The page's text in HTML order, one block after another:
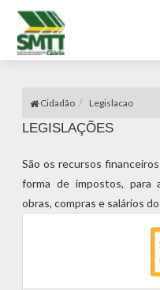
Cidadão Legislacao
LEGISLAÇÕES
São os recursos
forma de impostos, para
obras, compras e salários